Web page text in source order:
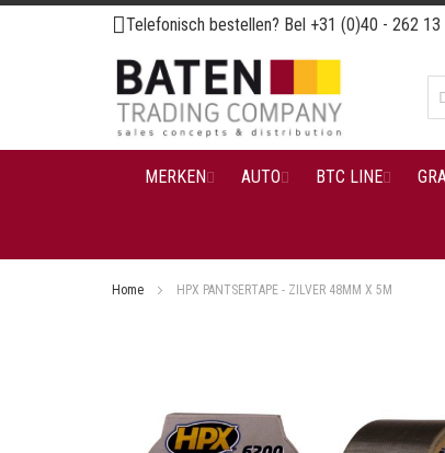
Ga
naar
de
inhoud
Telefonisch bestellen? Bel +31 (0)40 - 262 13
MERKEN AUTO BTC LINE
Home HPX PANTSERTAPE - ZILVER 48MM X 5M